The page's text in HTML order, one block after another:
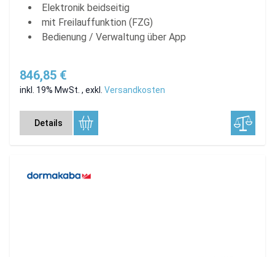
Elektronik beidseitig
mit Freilauffunktion (FZG)
Bedienung / Verwaltung über App
846,85 €
inkl. 19% MwSt. , exkl. Versandkosten
Details